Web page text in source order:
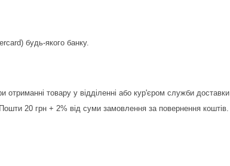
будь-якого банку.
отриманні товару у відділенні або кур'єром служби
20 грн + 2% від суми замовлення за повернення коштів.